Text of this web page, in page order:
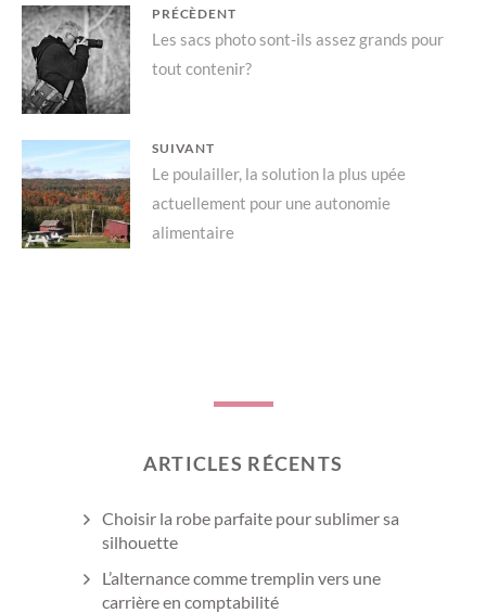
Navigation
de
l’article
PRÉCÈDENT
Previous
post:
Les sacs photo sont-ils assez grands pour
tout contenir?
SUIVANT
Next
post:
Le poulailler, la solution la plus upée
actuellement pour une autonomie
alimentaire
ARTICLES RÉCENTS
Choisir la robe parfaite pour sublimer sa
silhouette
L’alternance comme tremplin vers une
carrière en comptabilité